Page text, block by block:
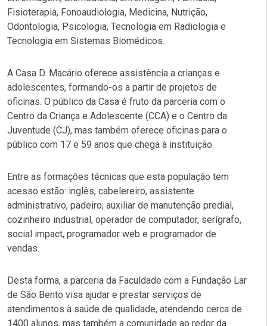
Fisioterapia, Fonoaudiologia, Medicina, Nutrição,
Odontologia, Psicologia, Tecnologia em Radiologia e
Tecnologia em Sistemas Biomédicos.
A Casa D. Macário oferece assistência a crianças e
adolescentes, formando-os a partir de projetos de
oficinas. O público da Casa é fruto da parceria com o
Centro da Criança e Adolescente (CCA) e o Centro da
Juventude (CJ), mas também oferece oficinas para o
público com 17 e 59 anos que chega à instituição.
Entre as formações técnicas que esta população tem
acesso estão: inglês, cabelereiro, assistente
administrativo, padeiro, auxiliar de manutenção predial,
cozinheiro industrial, operador de computador, serígrafo,
social impact, programador web e programador de
vendas.
Desta forma, a parceria da Faculdade com a Fundação Lar
de São Bento visa ajudar e prestar serviços de
atendimentos à saúde de qualidade, atendendo cerca de
1400 alunos, mas também a comunidade ao redor da